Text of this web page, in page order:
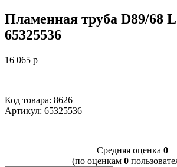
Пламенная труба D89/68
65325536
16 065 p
Код товара: 8626
Артикул: 65325536
Cредняя оценка 0
(по оценкам 0